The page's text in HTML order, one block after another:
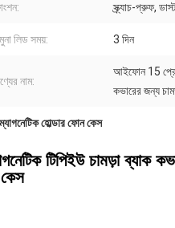
স্ক্র্যাচ-প্রুফ,
লিড সময়: 3 দিন
নাম:
আইফোন 15
কভারের জন্য
ম্যাগনেটিক হোল্ডার ফোন কেস
টিপিইউ চামড়া